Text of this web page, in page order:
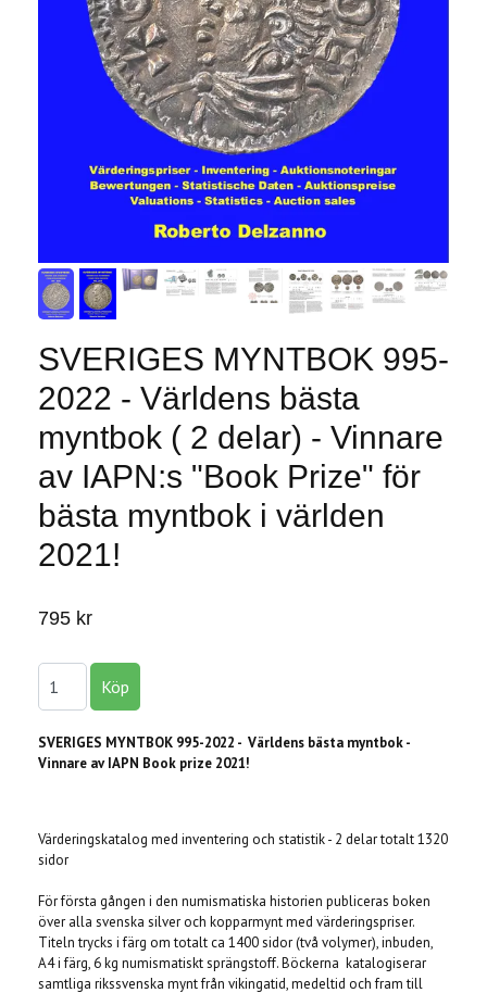
SVERIGES MYNTBOK 995-
2022 - Världens bästa
myntbok ( 2 delar) - Vinnare
av IAPN:s "Book Prize" för
bästa myntbok i världen
2021!
795 kr
SVERIGES MYNTBOK 995-2022 - Världens bästa myntbok -
Vinnare av IAPN Book prize 2021!
Värderingskatalog med inventering och statistik - 2 delar totalt 1320
sidor
För första gången i den numismatiska historien publiceras boken
över alla svenska silver och kopparmynt med värderingspriser.
Titeln trycks i färg om totalt ca 1400 sidor (två volymer), inbuden,
A4 i färg, 6 kg numismatiskt sprängstoff. Böckerna katalogiserar
samtliga rikssvenska mynt från vikingatid, medeltid och fram till